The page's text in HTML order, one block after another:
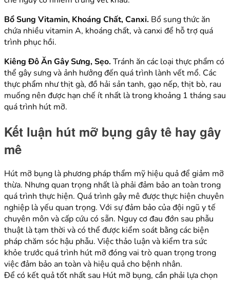
Bổ Sung Vitamin, Khoáng Chất, Canxi. Bổ sung thức ăn
chứa nhiều vitamin A, khoáng chất, và canxi để hỗ trợ quá
trình phục hồi.
Kiêng Đô Ăn Gây Sưng, Sẹo.Tránh ăn các loại thực phẩm có
thể gây sưng và ảnh hưởng đến quá trình lành vết mổ. Các
thực phẩm như thịt gà, đồ hải sản tanh, gạo nếp, thịt bò, rau
muống nên được hạn chế ít nhất là trong khoảng 1 tháng sau
quá trình hút mỡ.
Kết luận hút mỡ bụng gây tê hay gây
mê
Hút mỡ bụng là phương pháp thẩm mỹ hiệu quả để giảm mỡ
thừa. Nhưng quan trọng nhất là phải đảm bảo an toàn trong
quá trình thực hiện. Quá trình gây mê được thực hiện chuyên
nghiệp là yếu quan trọng. Với sự đảm bảo của đội ngũ y tế
chuyên môn và cấp cứu có sẵn. Nguy cơ đau đớn sau phẫu
thuật là tạm thời và có thể được kiểm soát bằng các biện
pháp chăm sóc hậu phẫu. Việc thảo luận và kiểm tra sức
khỏe trước quá trình hút mỡ đóng vai trò quan trọng trong
việc đảm bảo an toàn và hiệu quả cho bệnh nhân.
Để có kết quả tốt nhất sau Hút mỡ bụng, cần phải lựa chọn